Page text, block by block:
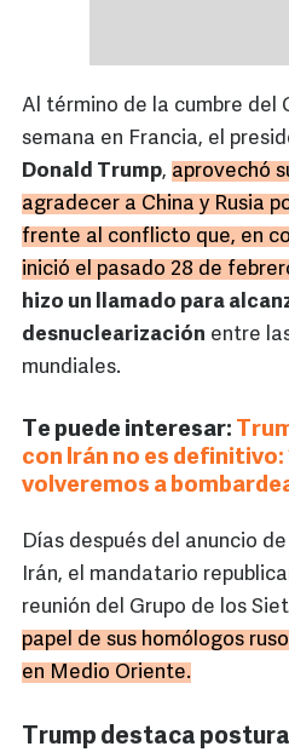
Al término de la cumbre del
semana en Francia, el
Donald Trump, aprovechó
agradecer a China y Rusia
frente al conflicto que, en
inició el pasado 28 de
hizo un llamado para
desnuclearización entre
mundiales.
Te puede interesar:
con Irán no es definitivo:
volveremos a
Días después del anuncio
Irán, el mandatario
reunión del Grupo de los
papel de sus homólogos
en Medio Oriente.
Trump destaca